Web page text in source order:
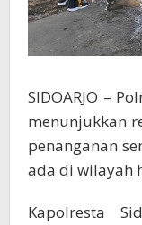
SIDOARJO –
menunjukkan
penanganan
ada di wilayah
Kapolresta